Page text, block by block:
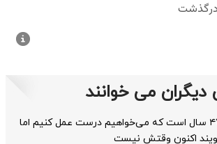
می خوانند
پزشکیان: ۴۷ سال است که می‌خواهیم درست عمل کنیم اما
اکنون وقتش نیست